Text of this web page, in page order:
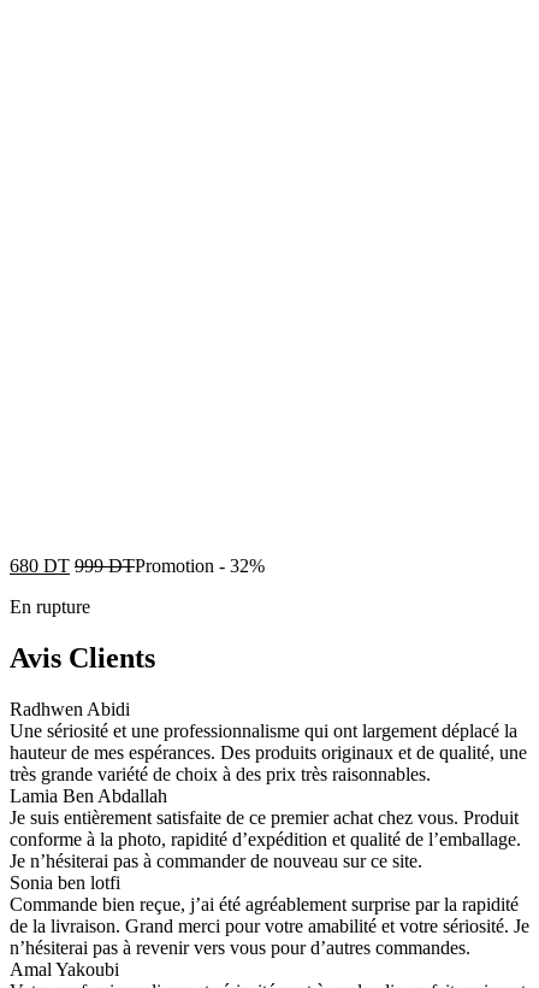
680 DT 999DTPromotion - 32%
En rupture
Avis Clients
Radhwen Abidi
Une sériosité et une professionnalisme qui ont largement déplacé la
hauteur de mes espérances. Des produits originaux et de qualité, une
très grande variété de choix à des prix très raisonnables.
Lamia Ben Abdallah
Je suis entièrement satisfaite de ce premier achat chez vous. Produit
conforme à la photo, rapidité d’expédition et qualité de l’emballage.
Je n’hésiterai pas à commander de nouveau sur ce site.
Sonia ben lotfi
Commande bien reçue, j’ai été agréablement surprise par la rapidité
de la livraison. Grand merci pour votre amabilité et votre sériosité. Je
n’hésiterai pas à revenir vers vous pour d’autres commandes.
Amal Yakoubi